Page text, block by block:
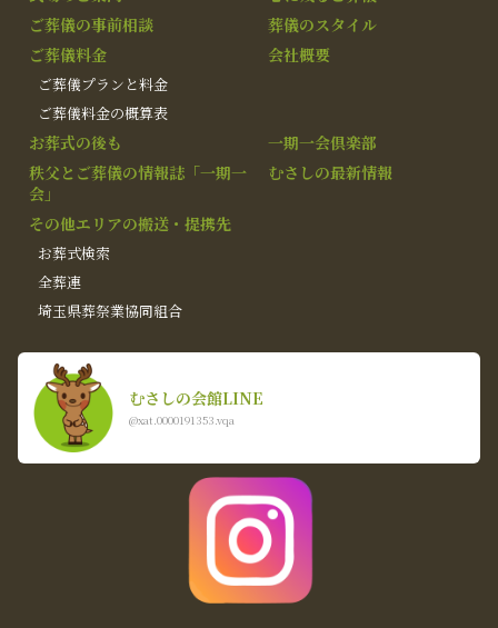
ご葬儀の事前相談
葬儀のスタイル
ご葬儀料金
ご葬儀プランと料金
ご葬儀料金の概算表
会社概要
お葬式の後も
一期一会倶楽部
秩父とご葬儀の情報誌「一期一
会」
むさしの最新情報
その他エリアの搬送・提携先
お葬式検索
全葬連
埼玉県葬祭業協同組合
むさしの会館LINE
@xat.0000191353.vqa